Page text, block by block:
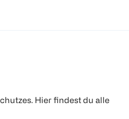
Hier findest du alle